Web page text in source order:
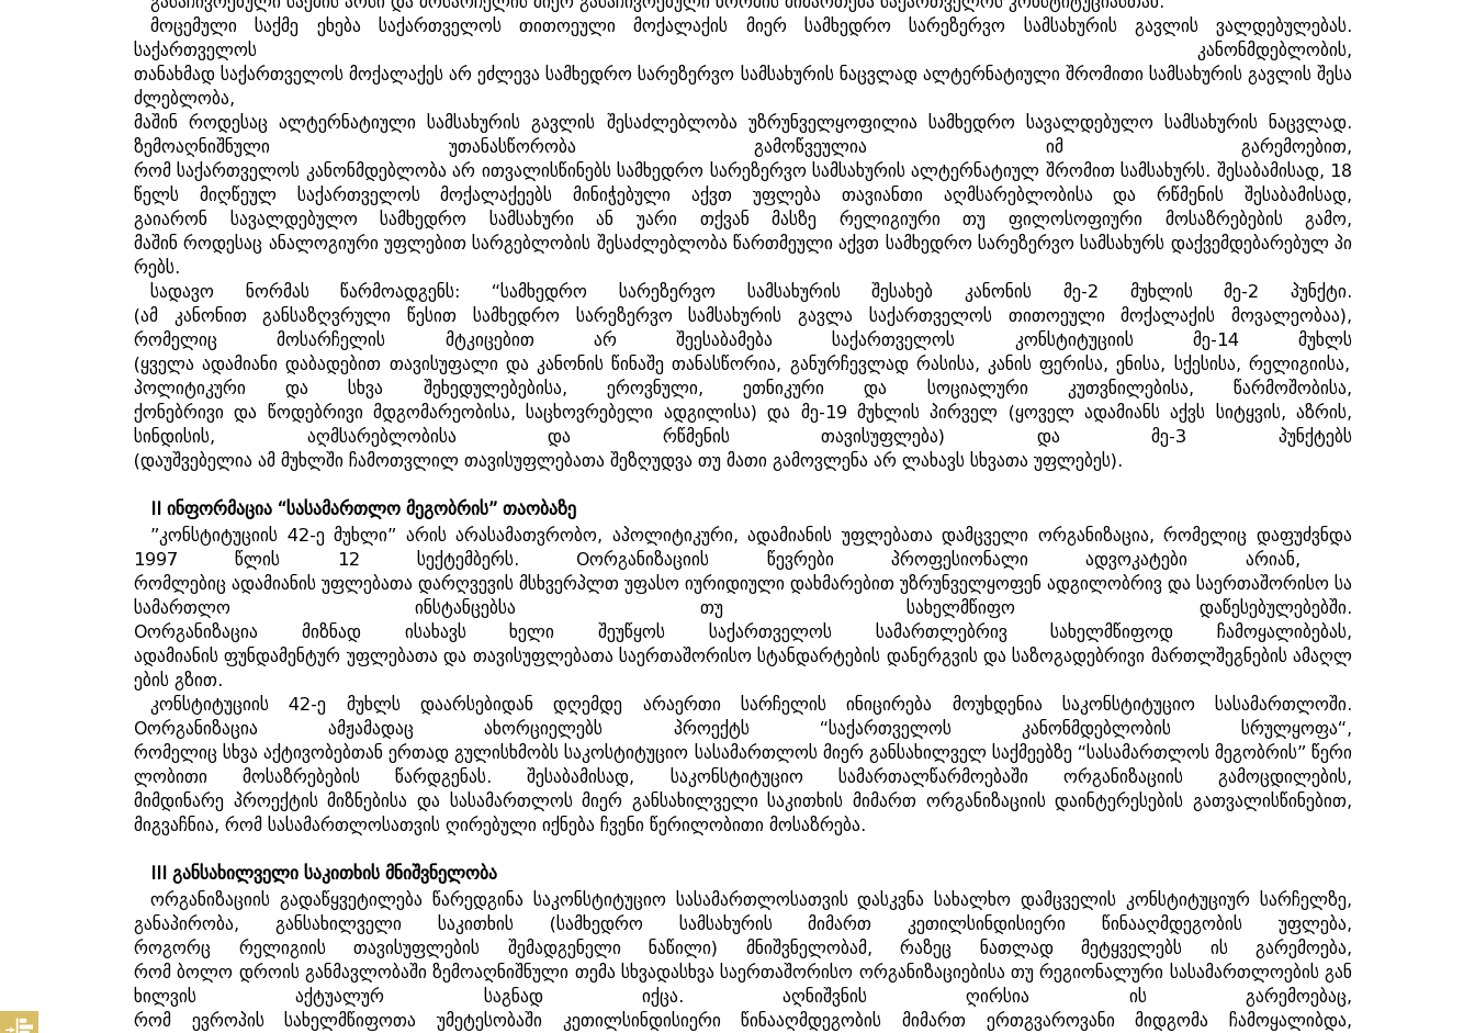
მოცემული
საქმე ეხება საქართველოს თითოეული მოქალაქის მიერ სამხედრო სარეზერვო სამსახურის გავლის ვალდებულებას.
საქართველოს
კანონმდებლობის,
თანახმად საქართველოს მოქალაქეს არ ეძლევა სამხედრო სარეზერვო სამსახურის ნაცვლად ალტერნატიული შრომითი სამსახურის გავლის შესა
ძლებლობა,
მაშინ როდესაც ალტერნატიული სამსახურის გავლის შესაძლებლობა უზრუნველყოფილია სამხედრო სავალდებულო სამსახურის ნაცვლად.
ზემოაღნიშნული
უთანასწორობა გამოწვეულია იმ გარემოებით,
რომ საქართველოს კანონმდებლობა არ ითვალისწინებს სამხედრო სარეზერვო სამსახურის ალტერნატიულ შრომით სამსახურს. შესაბამისად, 18
წელს
მიღწეულ საქართველოს მოქალაქეებს მინიჭებული აქვთ უფლება თავიანთი აღმსარებლობისა და რწმენის შესაბამისად,
გაიარონ
სავალდებულო სამხედრო სამსახური ან უარი თქვან მასზე რელიგიური თუ ფილოსოფიური მოსაზრებების გამო,
მაშინ როდესაც ანალოგიური უფლებით სარგებლობის შესაძლებლობა წართმეული აქვთ სამხედრო სარეზერვო სამსახურს დაქვემდებარებულ პი
რებს.
სადავო
ნორმას წარმოადგენს: “სამხედრო სარეზერვო სამსახურის შესახებ კანონის მე-2 მუხლის მე-2პუნქტი.
(ამ კანონით განსაზღვრული წესით სამხედრო სარეზერვო სამსახურის გავლა საქართველოს თითოეული მოქალაქის მოვალეობაა),
რომელიც
მოსარჩელის მტკიცებით არ შეესაბამება საქართველოს კონსტიტუციის მე-14 მუხლს
(ყველა ადამიანი დაბადებით თავისუფალი და კანონის წინაშე თანასწორია, განურჩევლად რასისა, კანის ფერისა,ენისა, სქესისა, რელიგიისა,
პოლიტიკური
და სხვა შეხედულებებისა, ეროვნული,ეთნიკური და სოციალური კუთვნილებისა,წარმოშობისა,
ქონებრივი და წოდებრივი მდგომარეობისა,საცხოვრებელი ადგილისა)და მე-19 მუხლის პირველ (ყოველ ადამიანს აქვს სიტყვის,აზრის,
სინდისის, აღმსარებლობისა და რწმენის თავისუფლება) და მე-3პუნქტებს
(დაუშვებელია ამ მუხლში ჩამოთვლილ თავისუფლებათა შეზღუდვა თუ მათი გამოვლენა არ ლახავს სხვათა უფლებეს).
ინფორმაცია “სასამართლო მეგობრის” თაობაზე
”კონსტიტუციის 42-ე მუხლი” არის არასამათვრობო, აპოლიტიკური,ადამიანის უფლებათა დამცველი ორგანიზაცია,რომელიც დაფუძვნდა
1997წლის 12სექტემბერს. Oორგანიზაციის წევრები პროფესიონალი ადვოკატები არიან,
რომლებიც ადამიანის უფლებათა დარღვევის მსხვერპლთ უფასო იურიდიული დახმარებით უზრუნველყოფენ ადგილობრივ და საერთაშორისო სა
სამართლო
ინსტანცებსა თუ სახელმწიფო დაწესებულებებში.
Oორგანიზაცია მიზნად ისახავს ხელი შეუწყოს საქართველოს სამართლებრივ სახელმწიფოდ ჩამოყალიბებას,
ადამიანის ფუნდამენტურ უფლებათა და თავისუფლებათა საერთაშორისო სტანდარტების დანერგვის და საზოგადებრივი მართლშეგნების ამაღლ
ების გზით.
კონსტიტუციის 42-ე მუხლს დაარსებიდან დღემდე არაერთი სარჩელის ინიცირება მოუხდენია საკონსტიტუციო სასამართლოში.
Oორგანიზაცია ამჟამადაც ახორციელებს პროექტს “საქართველოს კანონმდებლობის სრულყოფა“,
რომელიც სხვა აქტივობებთან ერთად გულისხმობს საკოსტიტუციო სასამართლოს მიერ განსახილველ საქმეებზე “სასამართლოს მეგობრის” წერი
ლობითი
მოსაზრებების წარდგენას.შესაბამისად, საკონსტიტუციო სამართალწარმოებაში ორგანიზაციის გამოცდილების,
მიმდინარე პროექტის მიზნებისა და სასამართლოს მიერ განსახილველი საკითხის მიმართ ორგანიზაციის დაინტერესების გათვალისწინებით,
მიგვაჩნია, რომ სასამართლოსათვის ღირებული იქნება ჩვენი წერილობითი მოსაზრება.
განსახილველი საკითხის მნიშვნელობა
ორგანიზაციის გადაწყვეტილება წარედგინა საკონსტიტუციო სასამართლოსათვის დასკვნა სახალხო დამცველის კონსტიტუციურ სარჩელზე,
განაპირობა, განსახილველი საკითხის (სამხედრო სამსახურის მიმართ კეთილსინდისიერი წინააღმდეგობის უფლება,
როგორც
რელიგიის თავისუფლების შემადგენელი ნაწილი) მნიშვნელობამ, რაზეც ნათლად მეტყველებს ის გარემოება,
რომ ბოლო დროის განმავლობაში ზემოაღნიშნული თემა სხვადასხვა საერთაშორისო ორგანიზაციებისა თუ რეგიონალური სასამართლოების გან
ხილვის
აქტუალურ საგნად იქცა.აღნიშვნის ღირსია ის გარემოებაც,
რომ
ევროპის სახელმწიფოთა უმეტესობაში კეთილსინდისიერი წინააღმდეგობის მიმართ ერთგვაროვანი მიდგომა ჩამოყალიბდა,